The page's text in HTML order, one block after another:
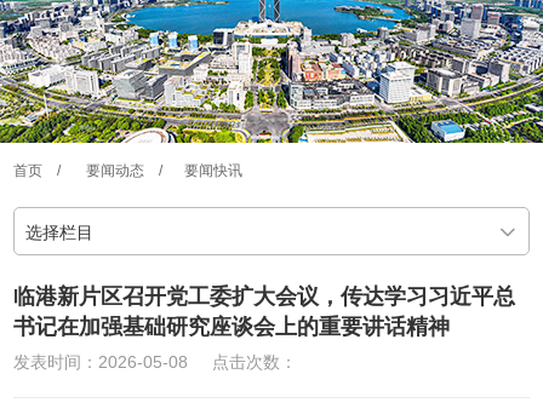
首页 / 要闻动态 / 要闻快讯
选择栏目
临港新片区召开党工委扩大会议，传达学习习近平总
书记在加强基础研究座谈会上的重要讲话精神
发表时间：2026-05-08 点击次数：